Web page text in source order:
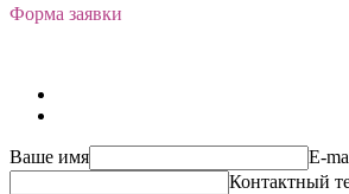
Форма заявки
Ваше имя
E-
Контактный